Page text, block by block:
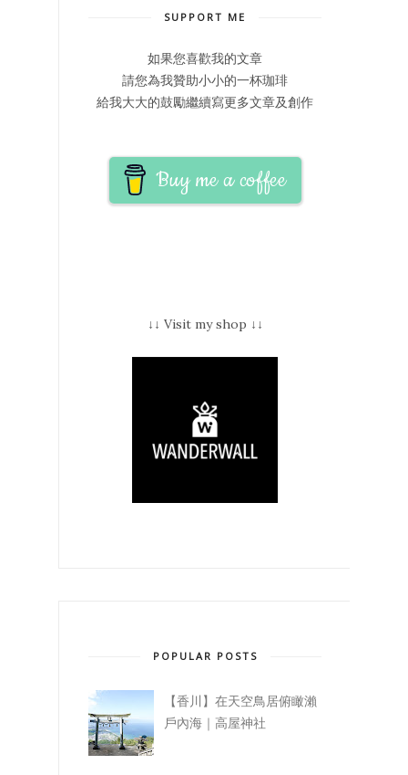
SUPPORT ME
如果您喜歡我的文章
請您為我贊助小小的一杯珈琲
給我大大的鼓勵繼續寫更多文章及創作
Buy me a coffee
↓↓ Visit my shop ↓↓
POPULAR POSTS
【香川】在天空鳥居俯瞰瀨
戶內海｜高屋神社